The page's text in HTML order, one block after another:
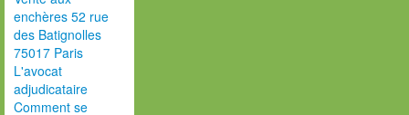
enchères 52 rue
des Batignolles
75017 Paris
L'avocat
adjudicataire
Comment se